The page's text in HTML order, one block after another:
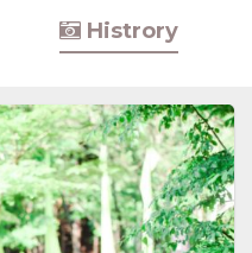
Histrory